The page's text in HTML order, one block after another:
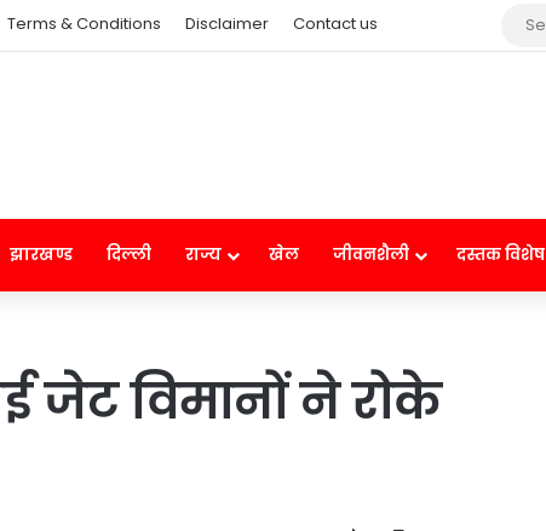
Terms & Conditions Disclaimer Contact us
झारखण्ड दिल्ली राज्य खेल जीवनशैली दस्तक विशेष
जेट विमानों ने रोके